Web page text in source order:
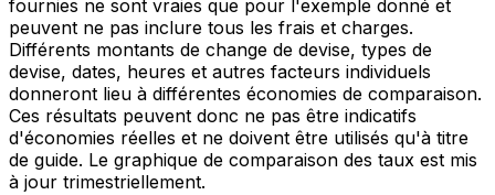
fournies ne sont vraies que pour l'exemple donné et
peuvent ne pas inclure tous les frais et charges.
Différents montants de change de devise, types de
devise, dates, heures et autres facteurs individuels
donneront lieu à différentes économies de comparaison.
Ces résultats peuvent donc ne pas être indicatifs
d'économies réelles et ne doivent être utilisés qu'à titre
de guide. Le graphique de comparaison des taux est mis
à jour trimestriellement.